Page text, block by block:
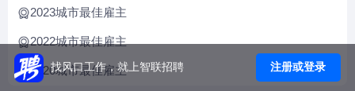
流的原核和真细胞 基因工程药物研发和生产地， 基因工程药
组人胰岛素 及类似物、促红细胞生成等重组蛋白药物的 等重
组蛋白药物的 等重组蛋白药物的 等重组蛋白药物的 等重组蛋
2023城市最佳雇主
2022城市最佳雇主
2020城市最佳雇主
找风口工作，就上智联招聘 注册或登录